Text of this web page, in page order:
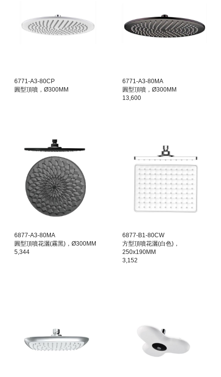
6771-A3-80CP
圓型頂噴，Ø300MM
6771-A3-80MA
圓型頂噴，Ø300MM
13,600
6877-A3-80MA
圓型頂噴花灑(霧黑)，Ø300MM
5,344
6877-B1-80CW
方型頂噴花灑(白色)，
250x190MM
3,152